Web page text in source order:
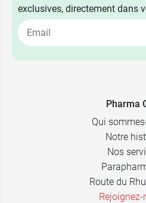
par 10 9,99 €
exclusives, directement dans
Pharma
Qui
Notre
Nos
Route du
Rejoignez-